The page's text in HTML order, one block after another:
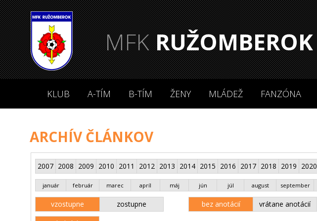
MFKRUŽOMBEROK
KLUB A-TÍM B-TÍM ŽENY MLÁDEŽ FANZÓNA
ARCHÍV ČLÁNKOV
2007 2008 2009 2010 2011 2012 2013 2014 2015 2016 2017 2018 2019 2020
január február marec apríl máj jún júl august september
vzostupne zostupne bez anotácií vrátane anotácií